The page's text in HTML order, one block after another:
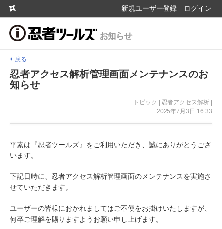
新規ユーザー登録 ログイン
戻る
忍者アクセス解析管理画面メンテナンスのお
知らせ
トピック | 忍者アクセス解析 |
2025年7月3日 16:33
平素は『忍者ツールズ』をご利用いただき、誠にありがとうござ
います。
下記日時に、忍者アクセス解析管理画面のメンテナンスを実施さ
せていただきます。
ユーザーの皆様におかれましてはご不便をお掛けいたしますが、
何卒ご理解を賜りますようお願い申し上げます。